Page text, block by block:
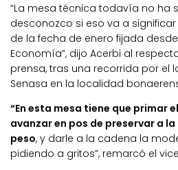
“La mesa técnica todavía no ha
desconozco si eso va a
de la fecha de enero fijada
Economía”, dijo Acerbi al
prensa, tras una recorrida por el
Senasa en la localidad
“En esta mesa tiene que primar
avanzar en pos de preservar a
peso, y darle a la cadena la
pidiendo a gritos”, remarcó el